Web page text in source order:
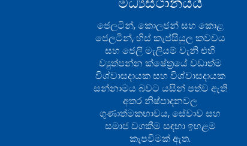
ජෙලටින්, කොලජන් සහ කොළ
ජෙලටින්, හිස් කැප්සියුල කවචය
සහ ජෙලි මැලියම් වැනි එහි
ව්‍යුත්පන්න ක්ෂේත්‍රයේ වඩාත්ම
විශ්වාසදායක සහ විශ්වාසදායක
සන්නාමය බවට යසින් පත්ව ඇති
අතර නිෂ්පාදනවල
ගුණාත්මකභාවය, සේවාව සහ
සමාජ වගකීම සඳහා ඉහළම
කැපවීමක් ඇත.